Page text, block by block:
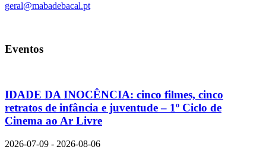
geral@mabadebacal.pt
Eventos
IDADE DA INOCÊNCIA: cinco filmes, cinco
retratos de infância e juventude – 1º Ciclo de
Cinema ao Ar Livre
2026-07-09 - 2026-08-06